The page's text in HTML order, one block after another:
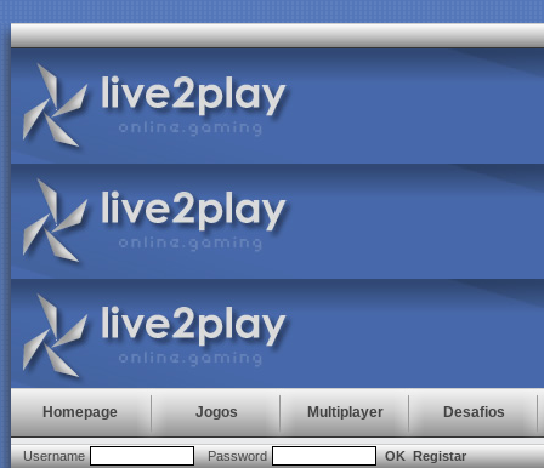
Homepage Jogos Multiplayer Desafios
Username Password OK Registar